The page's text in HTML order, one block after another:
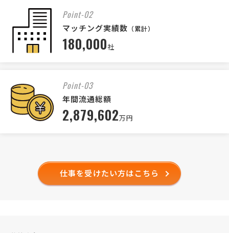
Point-02
マッチング実績数 （累計）
180,000社
Point-03
年間流通総額
2,879,602万円
仕事を受けたい方はこちら